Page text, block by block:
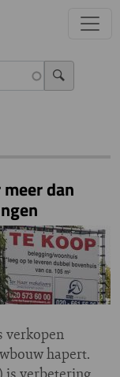
dan
verkopen
hapert.